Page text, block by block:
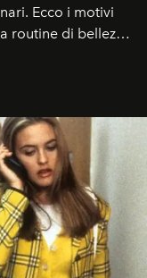
Ecco i motivi
routine di bellezza